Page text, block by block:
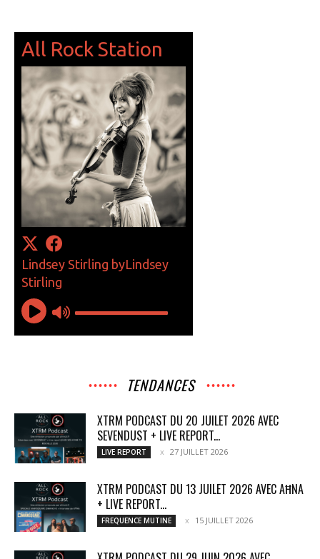
TENDANCES
XTRM PODCAST DU 20 JUILET 2026 AVEC
SEVENDUST + LIVE REPORT...
LIVE REPORT 27 JUILLET 2026
XTRM PODCAST DU 13 JUILET 2026 AVEC AĦNA
+ LIVE REPORT...
FREQUENCE MUTINE 15 JUILLET 2026